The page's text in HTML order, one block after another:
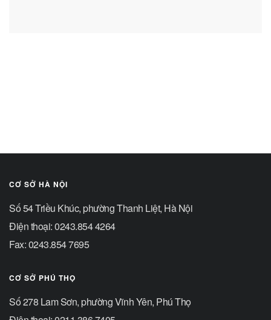
CƠ SỞ HÀ NỘI
Số 54 Triều Khúc, phường Thanh Liệt, Hà Nội
Điện thoại: 0243.854 4264
Fax: 0243.854 7695
CƠ SỞ PHÚ THỌ
Số 278 Lam Sơn, phường Vĩnh Yên, Phú Thọ